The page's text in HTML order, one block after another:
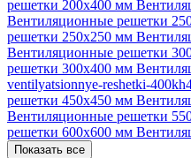
решетки 200х400 мм
Вентиляционные решетки
решетки 250х250 мм
Вентиляционные решетки
решетки 300х400 мм
ventilyatsionnye-reshetki-
решетки 450х450 мм
Вентиляционные решетки
решетки 600х600 мм
Показать все